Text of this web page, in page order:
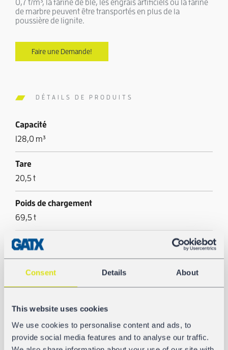
Consent Details About
This website uses cookies
We use cookies to personalise content and ads, to
provide social media features and to analyse our traffic.
0,7 t/m³, la farine de blé, les engrais artificiels ou la farine
de marbre peuvent être transportés en plus de la
poussière de lignite.
Faire une Demande!
DÉTAILS DE PRODUITS
Capacité
128,0 m³
Tare
20,5 t
Poids de chargement
69,5 t
Poids total
90,0 t
Matière caisse
AW-5186